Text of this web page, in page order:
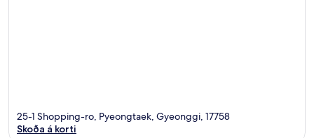
25-1 Shopping-ro, Pyeongtaek, Gyeonggi, 17758
Skoða á korti